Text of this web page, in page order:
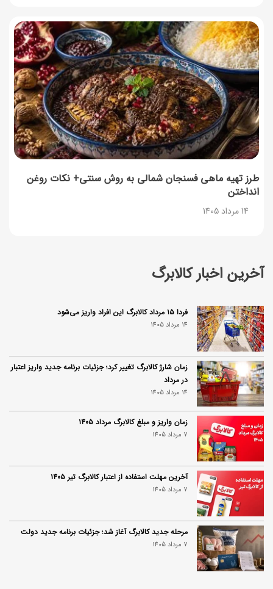
آخرین اخبار کالابرگ
فردا ۱۵ مرداد کالابرگ این افراد واریز می‌شود
14 مرداد 1405
زمان شارژ کالابرگ تغییر کرد؛ جزئیات برنامه جدید واریز اعتبار
در مرداد
14 مرداد 1405
زمان واریز و مبلغ کالابرگ مرداد ۱۴۰۵
7 مرداد 1405
آخرین مهلت استفاده از اعتبار کالابرگ تیر ۱۴۰۵
7 مرداد 1405
مرحله جدید کالابرگ آغاز شد؛ جزئیات برنامه جدید دولت
7 مرداد 1405
طرز تهیه ماهی فسنجان شمالی به روش سنتی+ نکات روغن
انداختن
14 مرداد 1405